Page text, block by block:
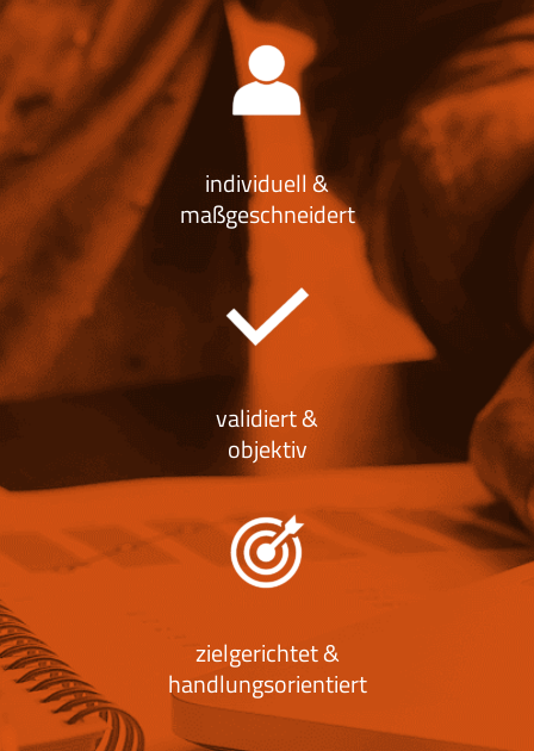
individuell &
maßgeschneidert
validiert &
objektiv
zielgerichtet &
handlungsorientiert